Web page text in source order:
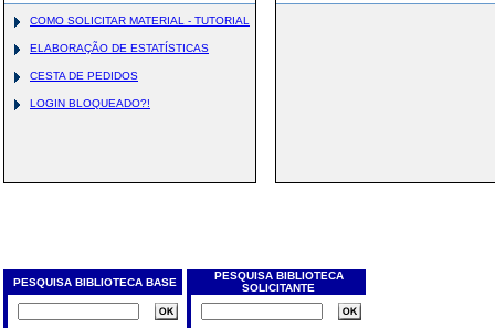
COMO SOLICITAR MATERIAL - TUTORIAL
ELABORAÇÃO DE ESTATÍSTICAS
CESTA DE PEDIDOS
LOGIN BLOQUEADO?!
PESQUISA BIBLIOTECA BASE
PESQUISA BIBLIOTECA
SOLICITANTE